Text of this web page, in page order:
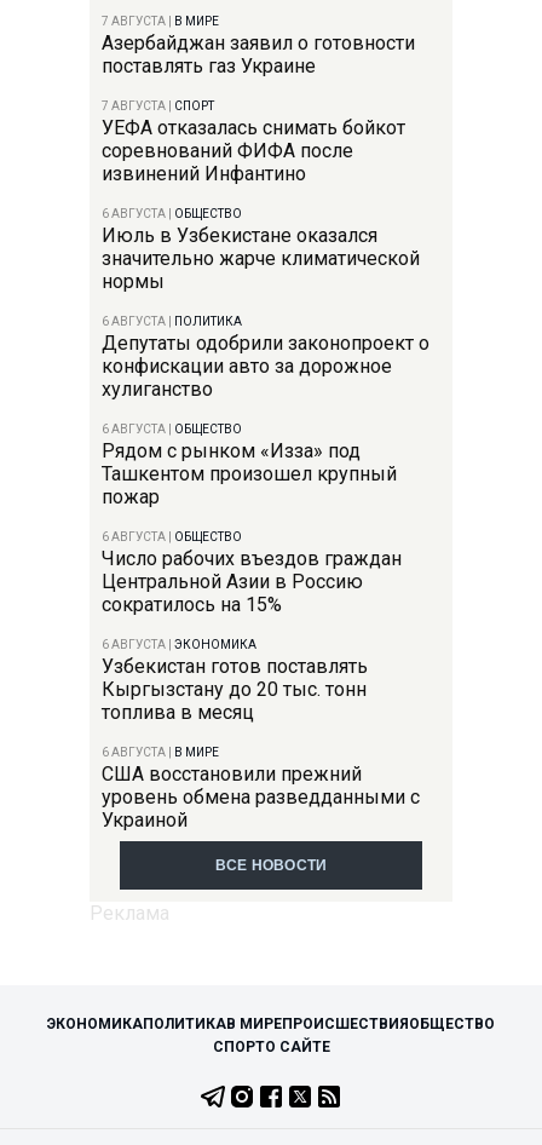
7 АВГУСТА В МИРЕ
Азербайджан заявил о готовности
поставлять газ Украине
7 АВГУСТА СПОРТ
УЕФА отказалась снимать бойкот
соревнований ФИФА после
извинений Инфантино
6 АВГУСТА ОБЩЕСТВО
Июль в Узбекистане оказался
значительно жарче климатической
нормы
6 АВГУСТА ПОЛИТИКА
Депутаты одобрили законопроект о
конфискации авто за дорожное
хулиганство
6 АВГУСТА ОБЩЕСТВО
Рядом с рынком «Изза» под
Ташкентом произошел крупный
пожар
6 АВГУСТА ОБЩЕСТВО
Число рабочих въездов граждан
Центральной Азии в Россию
сократилось на 15%
6 АВГУСТА ЭКОНОМИКА
Узбекистан готов поставлять
Кыргызстану до 20 тыс. тонн
топлива в месяц
6 АВГУСТА В МИРЕ
США восстановили прежний
уровень обмена разведданными с
Украиной
ВСЕ НОВОСТИ
ЭКОНОМИКАПОЛИТИКАВ МИРЕПРОИСШЕСТВИЯОБЩЕСТВО
СПОРТО САЙТЕ